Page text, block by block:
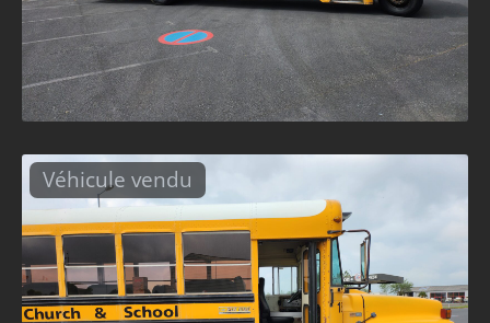
Véhicule vendu